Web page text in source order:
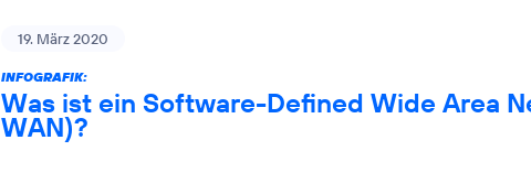
19. März 2020
INFOGRAFIK:
Was ist ein Software-Defined Wide Area
WAN)?